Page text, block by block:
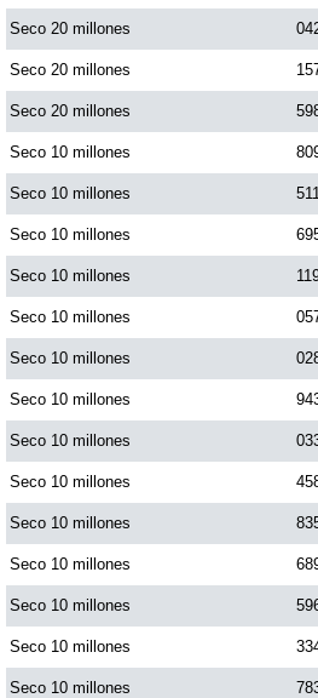
Seco 20 millones
Seco 20 millones
Seco 20 millones
Seco 10 millones
Seco 10 millones
Seco 10 millones
Seco 10 millones
Seco 10 millones
Seco 10 millones
Seco 10 millones
Seco 10 millones
Seco 10 millones
Seco 10 millones
Seco 10 millones
Seco 10 millones
Seco 10 millones
Seco 10 millones